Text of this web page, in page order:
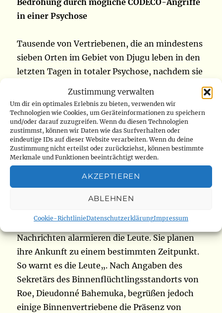
Zustimmung verwalten
Um dir ein optimales Erlebnis zu bieten, verwenden wir
Technologien wie Cookies, um Geräteinformationen zu speichern
und/oder darauf zuzugreifen. Wenn du diesen Technologien
zustimmst, können wir Daten wie das Surfverhalten oder
eindeutige IDs auf dieser Website verarbeiten. Wenn du deine
Zustimmung nicht erteilst oder zurückziehst, können bestimmte
Merkmale und Funktionen beeinträchtigt werden.
AKZEPTIEREN
ABLEHNEN
Cookie-RichtlinieDatenschutzerklärungImpressum
Bedrohung durch mögliche CODECO-Angriffe
in einer Psychose
Tausende von Vertriebenen, die an mindestens
sieben Orten im Gebiet von Djugu leben in den
letzten Tagen in totaler Psychose, nachdem sie
ihre Orte bedroht worden waren. Der Präsident
der Zivilgesellschaft des Territoriums von
Djugu teilte Radio Okapi am Donnerstag, den
25. November, Radio Okapi mit, dass
Nachrichten von CODECO-Angreifern in den
Orten der Vertriebenen kursieren, um ihre
Es gibt Nachrichten, die die
der Vertriebenen weitergeben. Diese
Nachrichten alarmieren die Leute. Sie planen
ihre Ankunft zu einem bestimmten Zeitpunkt.
So warnt es die Leute„. Nach Angaben des
Sekretärs des Binnenflüchtlingsstandorts von
Roe, Dieudonné Bahemuka, begrüßen jedoch
einige Binnenvertriebene die Präsenz von